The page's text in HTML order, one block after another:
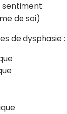
sentiment
de soi)
de dysphasie :